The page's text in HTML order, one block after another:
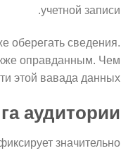
учетной записи.
оберегать сведения.
оправданным. Чем
этой вавада данных.
аудитории
значительно